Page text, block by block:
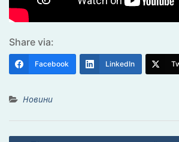
Share via:
Facebook LinkedIn
Новини
Навігація